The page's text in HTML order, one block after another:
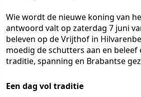
Wie wordt de nieuwe koning van
antwoord valt op zaterdag 7 juni
beleven op de Vrijthof in
moedig de schutters aan en beleef
traditie, spanning en Brabantse
Een dag vol traditie